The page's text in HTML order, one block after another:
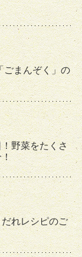
ごまんぞく」の
野菜をたくさ
！
れレシピのご